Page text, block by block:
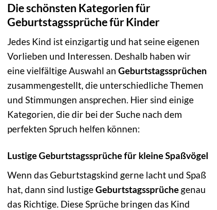
Die schönsten Kategorien für
Geburtstagssprüche für Kinder
Jedes Kind ist einzigartig und hat seine eigenen
Vorlieben und Interessen. Deshalb haben wir
eine vielfältige Auswahl an Geburtstagssprüchen
zusammengestellt, die unterschiedliche Themen
und Stimmungen ansprechen. Hier sind einige
Kategorien, die dir bei der Suche nach dem
perfekten Spruch helfen können:
Lustige Geburtstagssprüche für kleine Spaßvögel
Wenn das Geburtstagskind gerne lacht und Spaß
hat, dann sind lustigeGeburtstagssprüche genau
das Richtige. Diese Sprüche bringen das Kind